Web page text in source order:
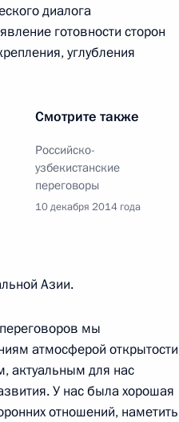
свободы
диалога
готовности сторон
углубления
Смотрите также
Российско-
узбекистанские
переговоры
10 декабря 2014 года
Азии.
мы
атмосферой открытости
актуальным для нас
У нас была хорошая
отношений, наметить